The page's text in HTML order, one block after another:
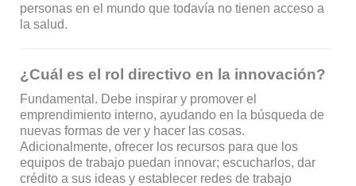
personas en el mundo que todavía no tienen acceso a
la salud.
¿Cuál es el rol directivo en la innovación?
Fundamental. Debe inspirar y promover el
emprendimiento interno, ayudando en la búsqueda de
nuevas formas de ver y hacer las cosas.
Adicionalmente, ofrecer los recursos para que los
equipos de trabajo puedan innovar; escucharlos, dar
crédito a sus ideas y establecer redes de trabajo